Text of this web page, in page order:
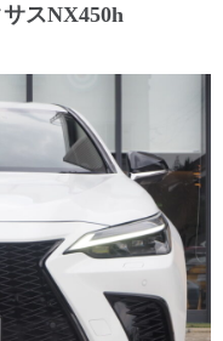
スNX450h